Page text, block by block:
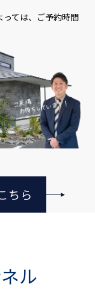
ては、ご予約時間
ちら
ル